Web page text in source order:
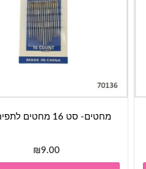
מחטים- סט 16 מחטים לתפירת יד
₪9.00